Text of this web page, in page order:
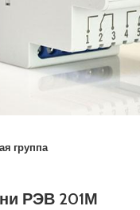
группа
РЭВ 201М